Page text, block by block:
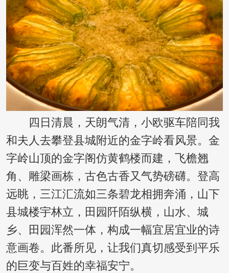
四日清晨，天朗气清，小欧驱车陪同我
和夫人去攀登县城附近的金字岭看风景。金
字岭山顶的金字阁仿黄鹤楼而建，飞檐翘
角、雕梁画栋，古色古香又气势磅礴。登高
远眺，三江汇流如三条碧龙相拥奔涌，山下
县城楼宇林立，田园阡陌纵横，山水、城
乡、田园浑然一体，构成一幅宜居宜业的诗
意画卷。此番所见，让我们真切感受到平乐
的巨变与百姓的幸福安宁。